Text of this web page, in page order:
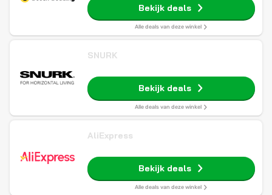
Bekijk deals
Alle deals van deze winkel
SNURK
Bekijk deals
Alle deals van deze winkel
AliExpress
Bekijk deals
Alle deals van deze winkel